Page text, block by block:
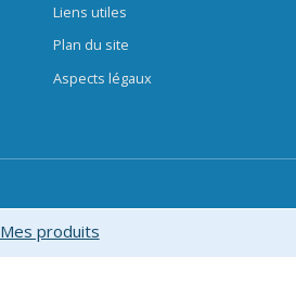
Liens utiles
Plan du site
Aspects légaux
Mes produits